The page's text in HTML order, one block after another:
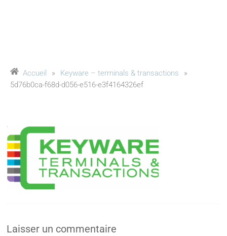
Accueil » Keyware – terminals & transactions
»
5d76b0ca-f68d-d056-e516-e3f4164326ef
Laisser un commentaire